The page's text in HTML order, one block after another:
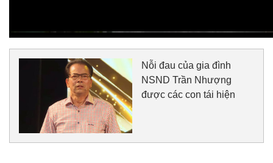
Nỗi đau của gia đình
NSND Trần Nhượng
được các con tái hiện